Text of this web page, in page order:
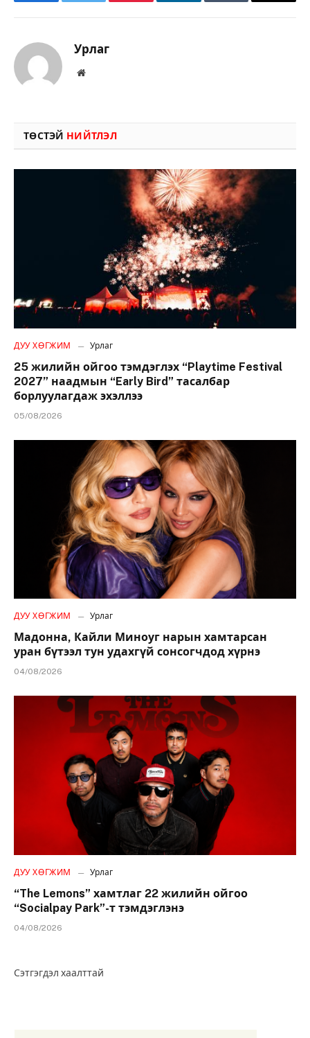
Урлаг
Вэбсайт
ТӨСТЭЙ НИЙТЛЭЛ
ДУУ ХӨГЖИМ Урлаг
25 жилийн ойгоо тэмдэглэх “Playtime Festival
2027” наадмын “Early Bird” тасалбар
борлуулагдаж эхэллээ
05/08/2026
ДУУ ХӨГЖИМ Урлаг
Мадонна, Кайли Миноуг нарын хамтарсан
уран бүтээл тун удахгүй сонсогчдод хүрнэ
04/08/2026
ДУУ ХӨГЖИМ Урлаг
“The Lemons” хамтлаг 22 жилийн ойгоо
“Socialpay Park”-т тэмдэглэнэ
04/08/2026
Сэтгэгдэл хаалттай